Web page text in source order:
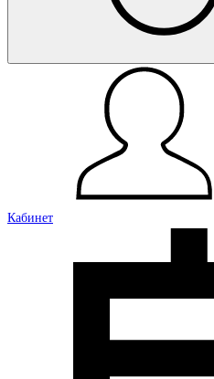
Кабинет